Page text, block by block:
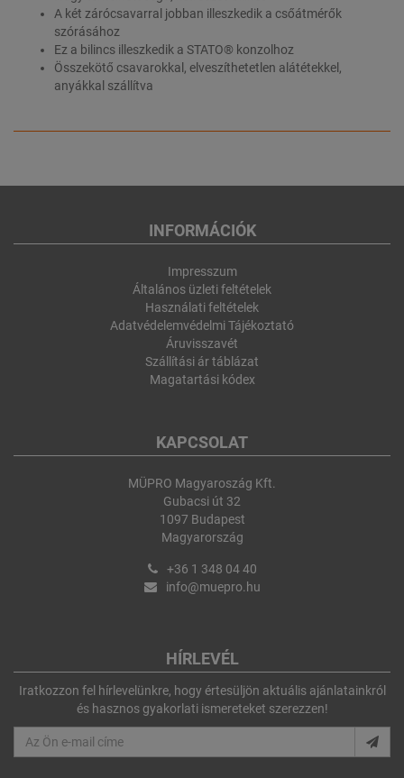
A két zárócsavarral jobban illeszkedik a csőátmérők
szórásához
Ez a bilincs illeszkedik a STATO® konzolhoz
Összekötő csavarokkal, elveszíthetetlen alátétekkel,
anyákkal szállítva
INFORMÁCIÓK
Impresszum
Általános üzleti feltételek
Használati feltételek
Adatvédelemvédelmi Tájékoztató
Áruvisszavét
Szállítási ár táblázat
Magatartási kódex
KAPCSOLAT
MÜPRO Magyaroszág Kft.
Gubacsi út 32
1097 Budapest
Magyarország
+36 1 348 04 40
info@muepro.hu
HÍRLEVÉL
Iratkozzon fel hírlevelünkre, hogy értesüljön aktuális ajánlatainkról
és hasznos gyakorlati ismereteket szerezzen!